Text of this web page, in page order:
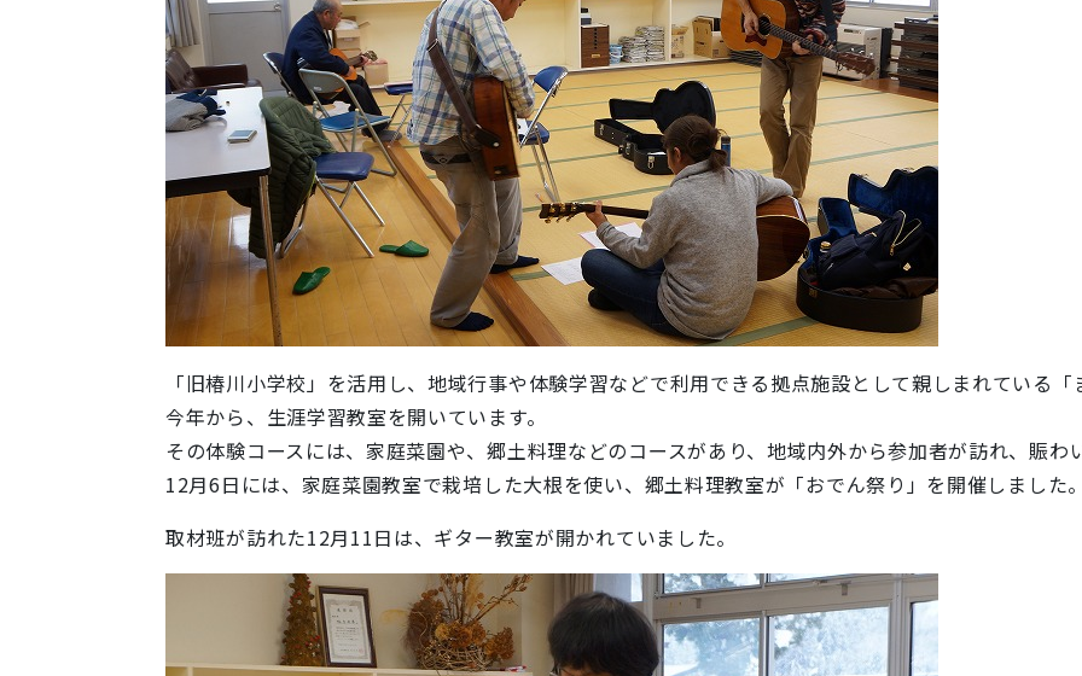
「旧椿川小学校」を活用し、地域行事や体験学習などで利用できる拠点施設として親しまれている「
今年から、生涯学習教室を開いています。
その体験コースには、家庭菜園や、郷土料理などのコースがあり、地域内外から参加者が訪れ、賑わ
12月6日には、家庭菜園教室で栽培した大根を使い、郷土料理教室が「おでん祭り」を開催しました。
取材班が訪れた12月11日は、ギター教室が開かれていました。